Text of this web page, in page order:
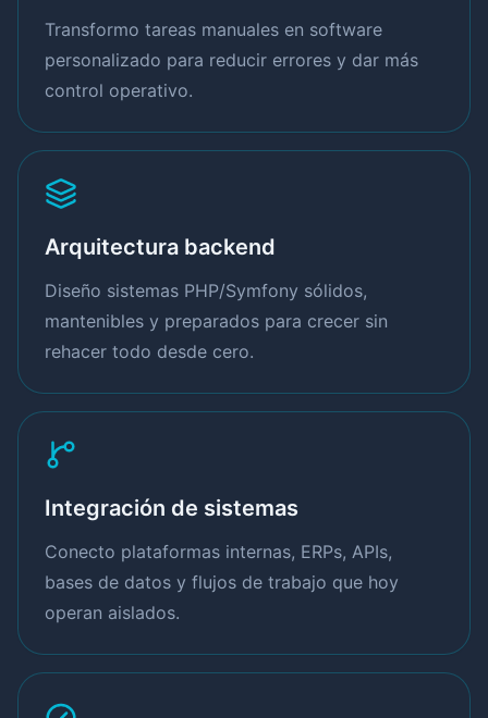
Transformo tareas manuales en software
personalizado para reducir errores y dar más
control operativo.
Arquitectura backend
Diseño sistemas PHP/Symfony sólidos,
mantenibles y preparados para crecer sin
rehacer todo desde cero.
Integración de sistemas
Conecto plataformas internas, ERPs, APIs,
bases de datos y flujos de trabajo que hoy
operan aislados.